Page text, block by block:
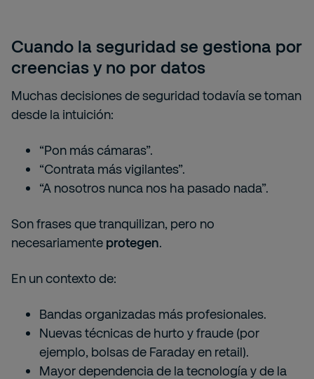
Cuando la seguridad se gestiona por
creencias y no por datos
Muchas decisiones de seguridad todavía se toman
desde la intuición:
“Pon más cámaras”.
“Contrata más vigilantes”.
“A nosotros nunca nos ha pasado nada”.
Son frases que tranquilizan, pero no
necesariamente protegen.
En un contexto de:
Bandas organizadas más profesionales.
Nuevas técnicas de hurto y fraude (por
ejemplo, bolsas de Faraday en retail).
Mayor dependencia de la tecnología y de la